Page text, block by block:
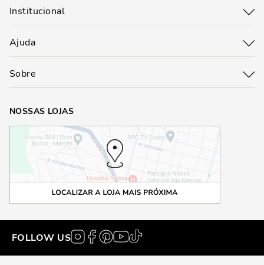
Institucional
Ajuda
Sobre
NOSSAS LOJAS
FOLLOW US